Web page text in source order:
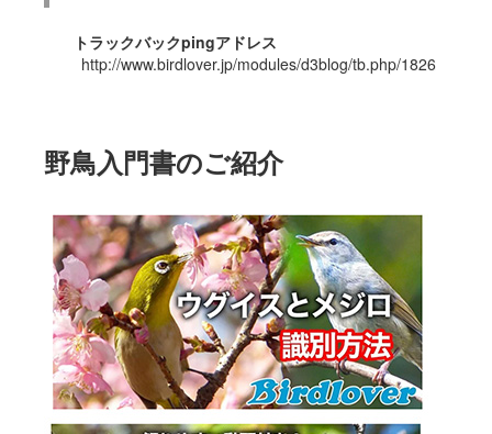
トラックバックpingアドレス
http://www.birdlover.jp/modules/d3blog/tb.php/1826
野鳥入門書のご紹介